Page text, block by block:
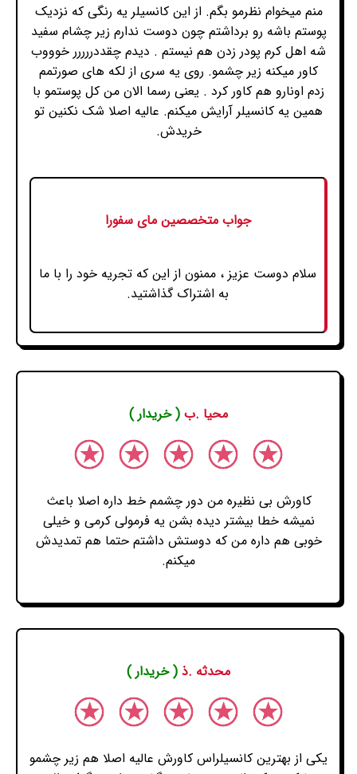
منم میخوام نظرمو بگم. از این کانسیلر یه رنگی که نزدیک
پوستم باشه رو برداشتم چون دوست ندارم زیر چشام سفید
شه اهل کرم پودر زدن هم نیستم . دیدم چقددررررر خوووب
کاور میکنه زیر چشمو. روی یه سری از لکه های صورتمم
زدم اونارو هم کاور کرد . یعنی رسما الان من کل پوستمو با
همین یه کانسیلر آرایش میکنم. عالیه اصلا شک نکنین تو
خریدش.
جواب متخصصین مای سفورا
سلام دوست عزیز ، ممنون از این که تجریه خود را با ما
به اشتراک گذاشتید.
محیا .ب ( خریدار )
کاورش بی نظیره من دور چشمم خط داره اصلا باعث
نمیشه خطا بیشتر دیده بشن یه فرمولی کرمی و خیلی
خوبی هم داره من که دوستش داشتم حتما هم تمدیدش
میکنم.
محدثه .ذ ( خریدار )
یکی از بهترین کانسیلراس کاورش عالیه اصلا هم زیر چشمو